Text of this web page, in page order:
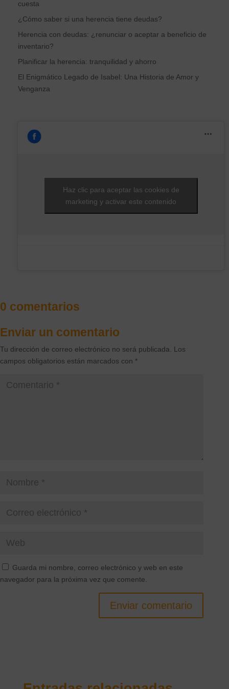
cuesta
¿Cómo saber si una herencia tiene deudas?
Herencia con deudas: ¿renunciar o aceptar a beneficio de
inventario?
Planificar la herencia: tranquilidad y ahorro
El Enigmático Legado de Isabel: Una Historia de Amor y
Venganza
Haz clic para aceptar las cookies de
marketing y activar este contenido
0 comentarios
Enviar un comentario
Tu dirección de correo electrónico no será publicada.
Los
campos obligatorios están marcados con *
Guarda mi nombre, correo electrónico y web en este
navegador para la próxima vez que comente.
Enviar comentario